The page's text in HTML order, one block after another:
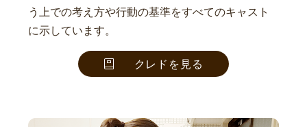
う上での考え方や行動の基準をすべてのキャスト
に示しています。
クレドを見る